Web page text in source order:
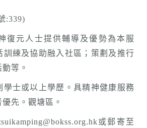
:339)
復元人士提供輔導及優勢為本服
訓練及協助融入社區；策劃及推行
等。
學士或以上學歷。具精神健康服務
先。觀塘區。
或郵寄至